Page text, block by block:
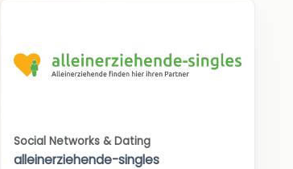
Social Networks & Dating
alleinerziehende-singles